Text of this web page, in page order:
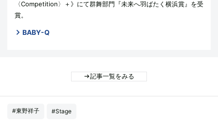
〈Competition〉＋》にて群舞部門『未来へ羽ばたく横浜賞』を受
賞。
BABY-Q
記事一覧をみる
#東野祥子 #Stage